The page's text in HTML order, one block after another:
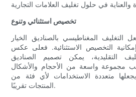
تخصيص استثنائي وتنوع
المغناطيسي بالصناديق الخيار
التخصيص الاستثنائية. فعلى عكس
التقليدية، يمكن تصميم الصناديق
مجموعة واسعة من الأحجام والأشكال
يجعلها متعددة الاستخدامات لأي فئة من
المنتجات تقريبًا.